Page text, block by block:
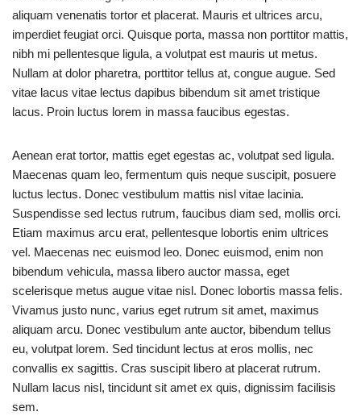
aliquam venenatis tortor et placerat. Mauris et ultrices arcu,
imperdiet feugiat orci. Quisque porta, massa non porttitor mattis,
nibh mi pellentesque ligula, a volutpat est mauris ut metus.
Nullam at dolor pharetra, porttitor tellus at, congue augue. Sed
vitae lacus vitae lectus dapibus bibendum sit amet tristique
lacus. Proin luctus lorem in massa faucibus egestas.
Aenean erat tortor, mattis eget egestas ac, volutpat sed ligula.
Maecenas quam leo, fermentum quis neque suscipit, posuere
luctus lectus. Donec vestibulum mattis nisl vitae lacinia.
Suspendisse sed lectus rutrum, faucibus diam sed, mollis orci.
Etiam maximus arcu erat, pellentesque lobortis enim ultrices
vel. Maecenas nec euismod leo. Donec euismod, enim non
bibendum vehicula, massa libero auctor massa, eget
scelerisque metus augue vitae nisl. Donec lobortis massa felis.
Vivamus justo nunc, varius eget rutrum sit amet, maximus
aliquam arcu. Donec vestibulum ante auctor, bibendum tellus
eu, volutpat lorem. Sed tincidunt lectus at eros mollis, nec
convallis ex sagittis. Cras suscipit libero at placerat rutrum.
Nullam lacus nisl, tincidunt sit amet ex quis, dignissim facilisis
sem.